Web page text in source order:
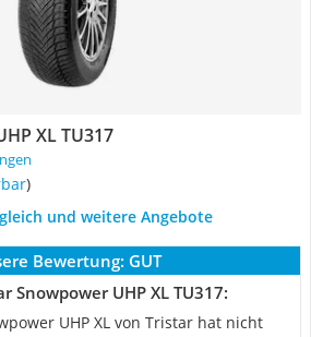
XL TU317
)
und weitere Angebote
Bewertung: GUT
Snowpower UHP XL TU317:
UHP XL von Tristar hat nicht